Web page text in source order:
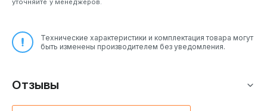
уточняйте у менеджеров.
Технические характеристики и комплектация товара могут
быть изменены производителем без уведомления.
Отзывы